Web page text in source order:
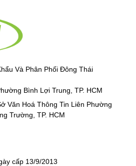
Và Phân Phối Đông Thái
Bình Lợi Trung, TP. HCM
Văn Hoá Thông Tin Liên Phường
Trường, TP. HCM
cấp 13/9/2013